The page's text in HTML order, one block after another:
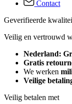
Contact
Geverifieerde
Veilig en vertrouwd
Nederland:
Gratis
We werken
Veilige
Veilig betalen met